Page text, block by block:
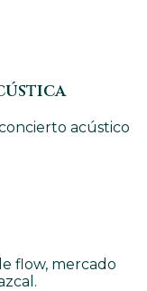
acústico
flow, mercado